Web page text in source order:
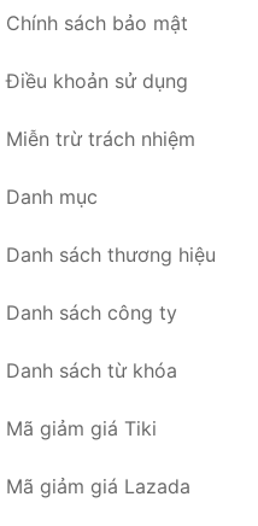
Chính sách bảo mật
Điều khoản sử dụng
Miễn trừ trách nhiệm
Danh mục
Danh sách thương hiệu
Danh sách công ty
Danh sách từ khóa
Mã giảm giá Tiki
Mã giảm giá Lazada